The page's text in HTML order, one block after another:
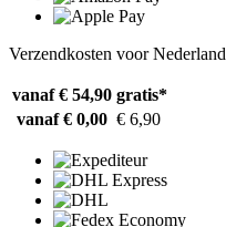
Verzendkosten voor Nederland
vanaf € 54,90 gratis*
vanaf € 0,00 € 6,90